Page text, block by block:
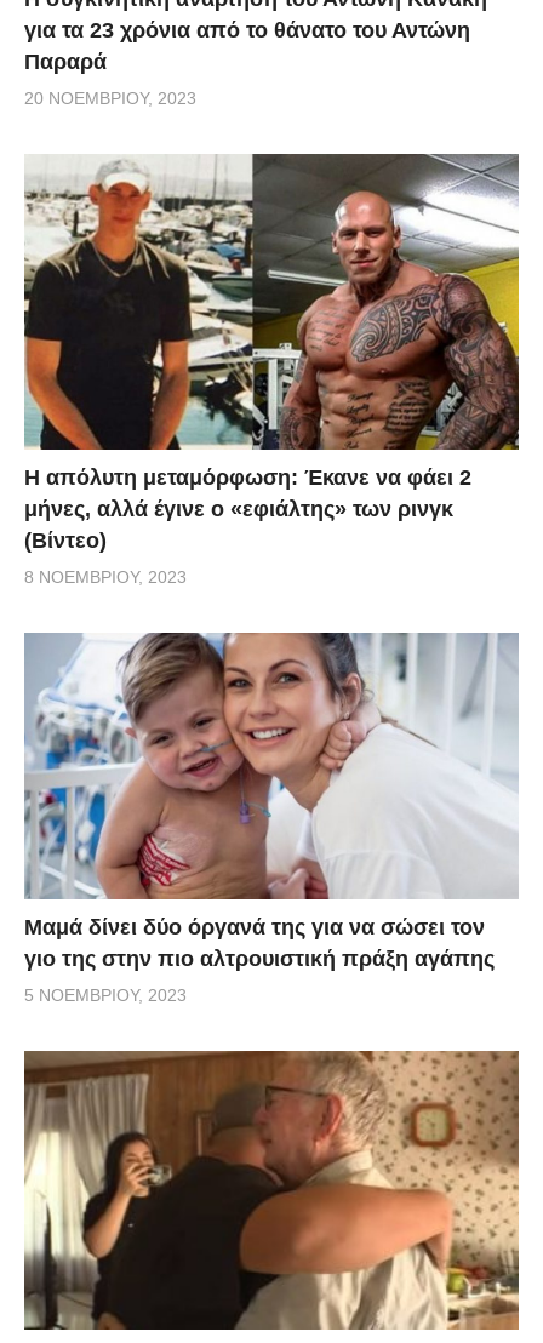
για τα 23 χρόνια από το θάνατο του Αντώνη
Παραρά
20 ΝΟΕΜΒΡΊΟΥ, 2023
Η απόλυτη μεταμόρφωση: Έκανε να φάει 2
μήνες, αλλά έγινε ο «εφιάλτης» των ρινγκ
(Βίντεο)
8 ΝΟΕΜΒΡΊΟΥ, 2023
Μαμά δίνει δύο όργανά της για να σώσει τον
γιο της στην πιο αλτρουιστική πράξη αγάπης
5 ΝΟΕΜΒΡΊΟΥ, 2023